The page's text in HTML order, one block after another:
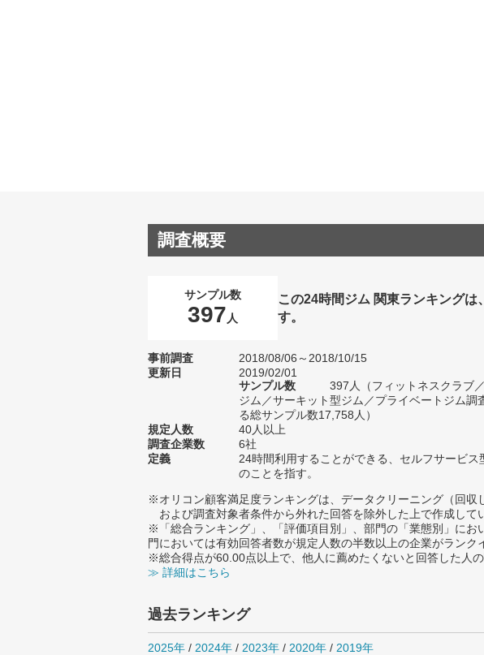
調査概要
サンプル数
397 人
この24時間ジム 関東ランキング
す。
事前調査
2018/08/06～2018/10/15
更新日
2019/02/01
サンプル数
397人（フィットネスクラブ
ジム／サーキット型ジム／プライベートジム調
る総サンプル数17,758人）
規定人数
40人以上
調査企業数
6社
定義
24時間利用することができる、セルフサービス
のことを指す。
※オリコン顧客満足度ランキングは、データクリーニング（回収
および調査対象者条件から外れた回答を除外した上で作成して
※「総合ランキング」、「評価項目別」、部門の「業態別」に
門においては有効回答者数が規定人数の半数以上の企業がランク
※総合得点が60.00点以上で、他人に薦めたくないと回答した人
≫ 詳細はこちら
過去ランキング
2025年 / 2024年 / 2023年 / 2020年 / 2019年